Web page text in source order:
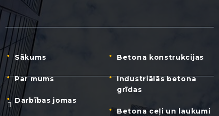
Sākums
Par mums
Darbības jomas
Betona konstrukcijas
Industriālās betona
grīdas
Betona ceļi un laukumi